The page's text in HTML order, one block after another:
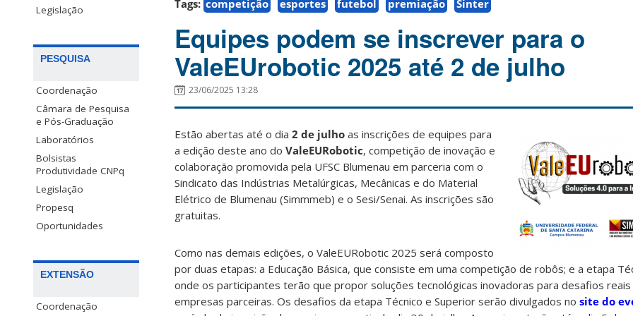
Legislação
PESQUISA
Coordenação
Câmara de Pesquisa
e Pós-Graduação
Laboratórios
Bolsistas
Produtividade CNPq
Legislação
Propesq
Oportunidades
EXTENSÃO
Coordenação
Tags: competição esportes futebol premiação Sinter
Equipes podem se inscrever para o
ValeEUrobotic 2025 até 2 de julho
23/06/2025 13:28
Estão abertas até o dia 2 de julho as inscrições de equipes para
a edição deste ano do ValeEURobotic, competição de inovação e
colaboração promovida pela UFSC Blumenau em parceria com o
Sindicato das Indústrias Metalúrgicas, Mecânicas e do Material
Elétrico de Blumenau (Simmmeb) e o Sesi/Senai. As inscrições são
gratuitas.
Como nas demais edições, o ValeEURobotic 2025 será composto
por duas etapas: a Educação Básica, que consiste em uma competição de robôs; e a etapa
onde os participantes terão que propor soluções tecnológicas inovadoras para desafios
empresas parceiras. Os desafios da etapa Técnico e Superior serão divulgados no site do